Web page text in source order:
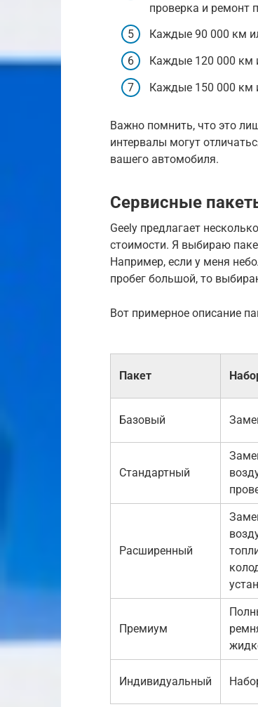
проверка и ремонт
Каждые 90 000 км
Каждые 120 000 км
Каждые 150 000 км
Важно помнить, что это
интервалы могут
вашего автомобиля.
Сервисные
Geely предлагает
стоимости. Я выбираю
Например, если у меня
пробег большой, то
Вот примерное описание
Пакет
Базовый
Стандартный
Расширенный
Премиум
Индивидуальный